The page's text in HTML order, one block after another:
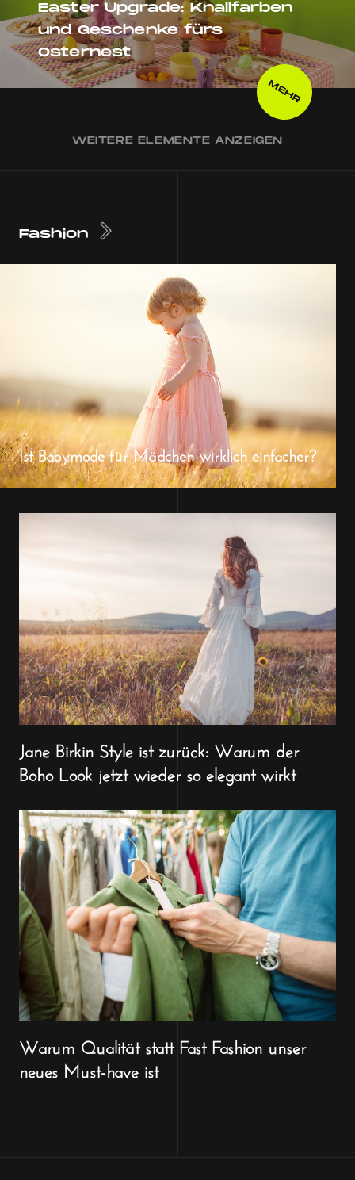
Easter Upgrade: Knallfarben
und Geschenke fürs
Osternest
MEHR
WEITERE ELEMENTE ANZEIGEN
Fashion
Ist Babymode für Mädchen wirklich einfacher?
Jane Birkin Style ist zurück: Warum der
Boho Look jetzt wieder so elegant wirkt
Warum Qualität statt Fast Fashion unser
neues Must-have ist